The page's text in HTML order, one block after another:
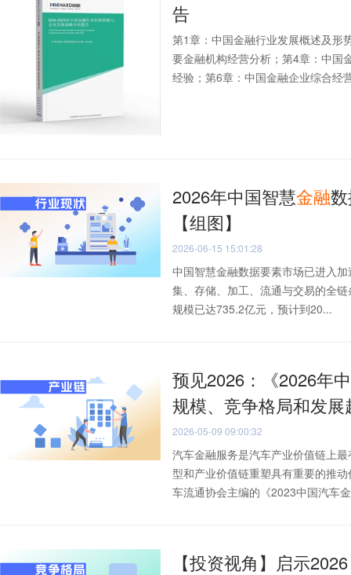
告
第1章：中国金融行业发展概述及形
要金融机构经营分析；第4章：中国
经验；第6章：中国金融企业综合经
2026年中国智慧金融
【组图】
2026-06-15 15:01:28
中国智慧金融数据要素市场已进入
集、存储、加工、流通与交易的全
规模已达735.2亿元，预计到20...
预见2026：《2026年
规模、竞争格局和发展
2026-05-09 09:00:32
汽车金融服务是汽车产业价值链上
型和产业价值链重塑具有重要的推
车流通协会主编的《2023中国汽车
【投资视角】启示